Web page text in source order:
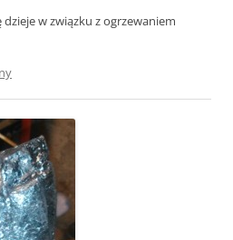
w związku z ogrzewaniem